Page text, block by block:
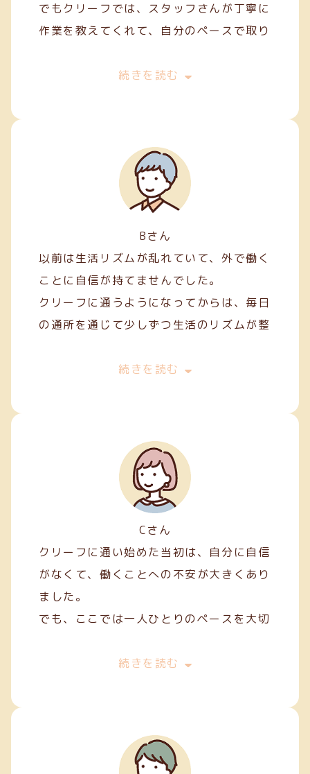
でもクリーフでは、スタッフさんが丁寧に
作業を教えてくれて、自分のペースで取り
最初は両面テープ貼りや裁縫などの簡単な
続きを読む
Bさん
以前は生活リズムが乱れていて、外で働く
ことに自信が持てませんでした。
クリーフに通うようになってからは、毎日
の通所を通じて少しずつ生活のリズムが整
続きを読む
Cさん
クリーフに通い始めた当初は、自分に自信
がなくて、働くことへの不安が大きくあり
ました。
でも、ここでは一人ひとりのペースを大切
めることができました。
続きを読む